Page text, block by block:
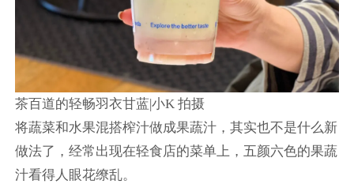
茶百道的轻畅羽衣甘蓝|小K 拍摄
将蔬菜和水果混搭榨汁做成果蔬汁，其实也不是什么新
做法了，经常出现在轻食店的菜单上，五颜六色的果蔬
汁看得人眼花缭乱。